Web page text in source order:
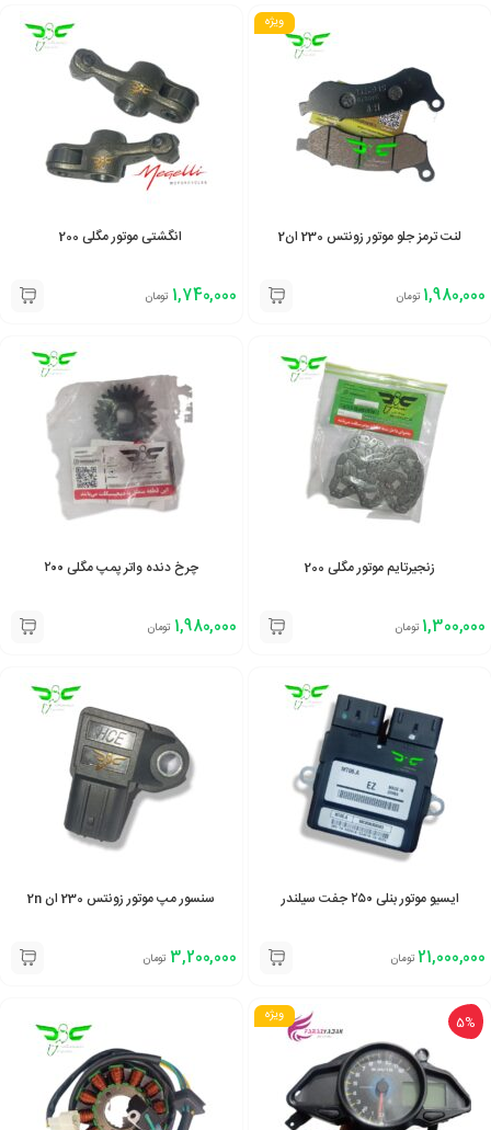
ویژه
لنت ترمز جلو موتور زونتس 230 ان2
1,980,000 تومان
انگشتی موتور مگلی 200
1,740,000 تومان
زنجیرتایم موتور مگلی 200
1,300,000 تومان
چرخ دنده واتر پمپ مگلی ۲۰۰
1,980,000 تومان
ایسیو موتور بنلی ۲۵۰ جفت سیلندر
21,000,000 تومان
سنسور مپ موتور زونتس 230 ان 2n
3,200,000 تومان
ویژه 5%